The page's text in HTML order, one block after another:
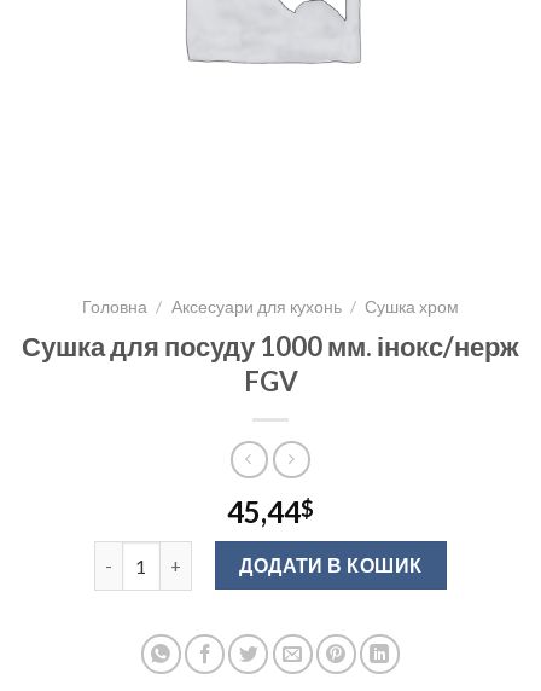
Головна / Аксесуари для кухонь / Сушка хром
Сушка для посуду 1000 мм. інокс/нерж
FGV
45,44$
Сушка для посуду 1000 мм. інокс/нерж FGV кількість
ДОДАТИ В КОШИК